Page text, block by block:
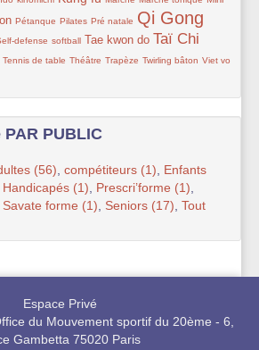
Pétanque Pilates Pré natale Qi Gong
defense softball Tae kwon do Taï Chi
Tennis de table Théâtre Trapèze Twirling bâton Viet vo
PAR PUBLIC
(56) compétiteurs (1)
Enfants
Handicapés (1) Prescri’forme (1)
Savate forme (1) Seniors (17) Tout
Espace Privé
du Mouvement sportif du 20ème - 6,
Gambetta 75020 Paris